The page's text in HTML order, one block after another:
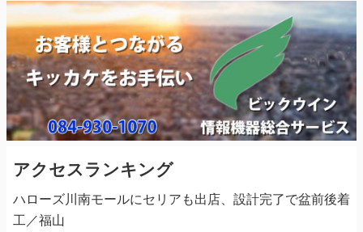
アクセスランキング
ハローズ川南モールにセリアも出店、設計完了で盆前後着
工／福山